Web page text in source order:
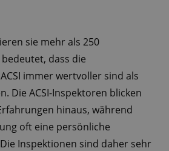
sie mehr als 250
dass die
immer wertvoller sind als
Die ACSI-Inspektoren blicken
hinaus, während
oft eine persönliche
Inspektionen sind daher sehr